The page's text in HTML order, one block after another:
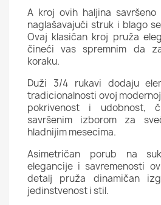
A kroj ovih haljina
naglašavajući struk i blago
Ovaj klasičan kroj pruža
čineći vas spremnim da
koraku.
Duži 3/4 rukavi dodaju
tradicionalnosti ovoj
pokrivenost i udobnost,
savršenim izborom za
hladnijim mesecima.
Asimetričan porub na
elegancije i savremenosti
detalj pruža dinamičan
jedinstvenost i stil.